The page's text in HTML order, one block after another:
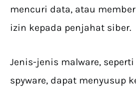
mencuri data, atau
izin kepada penjahat siber.
Jenis-jenis malware, seperti
spyware, dapat menyusup